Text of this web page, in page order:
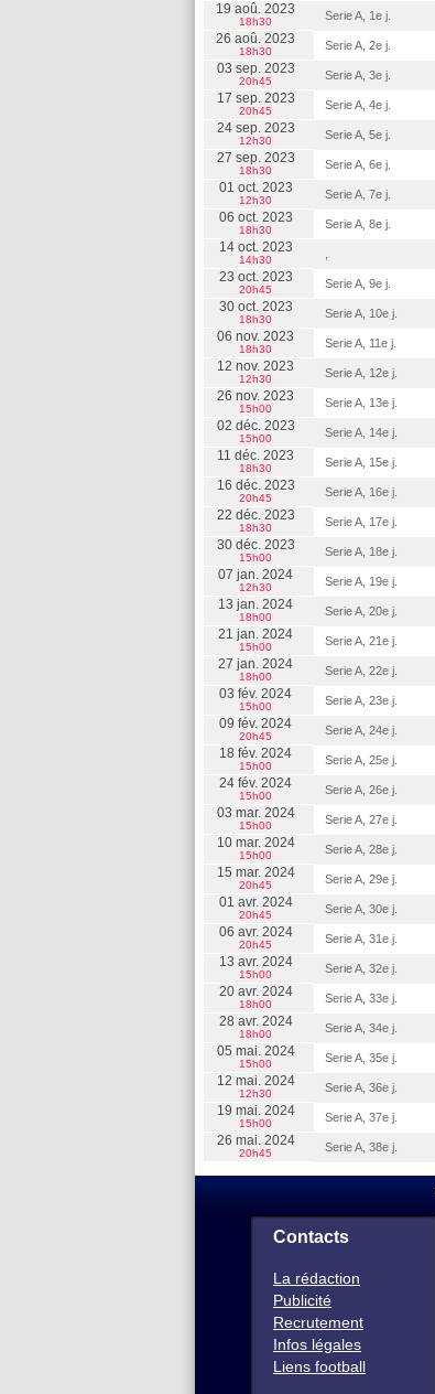
19 aoû. 2023
18h30 Serie A, 1e j.
26 aoû. 2023
18h30 Serie A, 2e j.
03 sep. 2023
20h45 Serie A, 3e j.
17 sep. 2023
20h45 Serie A, 4e j.
24 sep. 2023
12h30 Serie A, 5e j.
27 sep. 2023
18h30 Serie A, 6e j.
01 oct. 2023
12h30 Serie A, 7e j.
06 oct. 2023
18h30 Serie A, 8e j.
14 oct. 2023
14h30
23 oct. 2023
20h45 Serie A, 9e j.
30 oct. 2023
18h30 Serie A, 10e j.
06 nov. 2023
18h30 Serie A, 11e j.
12 nov. 2023
12h30 Serie A, 12e j.
26 nov. 2023
15h00 Serie A, 13e j.
02 déc. 2023
15h00 Serie A, 14e j.
11 déc. 2023
18h30 Serie A, 15e j.
16 déc. 2023
20h45 Serie A, 16e j.
22 déc. 2023
18h30 Serie A, 17e j.
30 déc. 2023
15h00 Serie A, 18e j.
07 jan. 2024
12h30 Serie A, 19e j.
13 jan. 2024
18h00 Serie A, 20e j.
21 jan. 2024
15h00 Serie A, 21e j.
27 jan. 2024
18h00 Serie A, 22e j.
03 fév. 2024
15h00 Serie A, 23e j.
09 fév. 2024
20h45 Serie A, 24e j.
18 fév. 2024
15h00 Serie A, 25e j.
24 fév. 2024
15h00 Serie A, 26e j.
03 mar. 2024
15h00 Serie A, 27e j.
10 mar. 2024
15h00 Serie A, 28e j.
15 mar. 2024
20h45 Serie A, 29e j.
01 avr. 2024
20h45 Serie A, 30e j.
06 avr. 2024
20h45 Serie A, 31e j.
13 avr. 2024
15h00 Serie A, 32e j.
20 avr. 2024
18h00 Serie A, 33e j.
28 avr. 2024
18h00 Serie A, 34e j.
05 mai. 2024
15h00 Serie A, 35e j.
12 mai. 2024
12h30 Serie A, 36e j.
19 mai. 2024
15h00 Serie A, 37e j.
26 mai. 2024
20h45 Serie A, 38e j.
Contacts
La rédaction
Publicité
Recrutement
Infos légales
Liens football